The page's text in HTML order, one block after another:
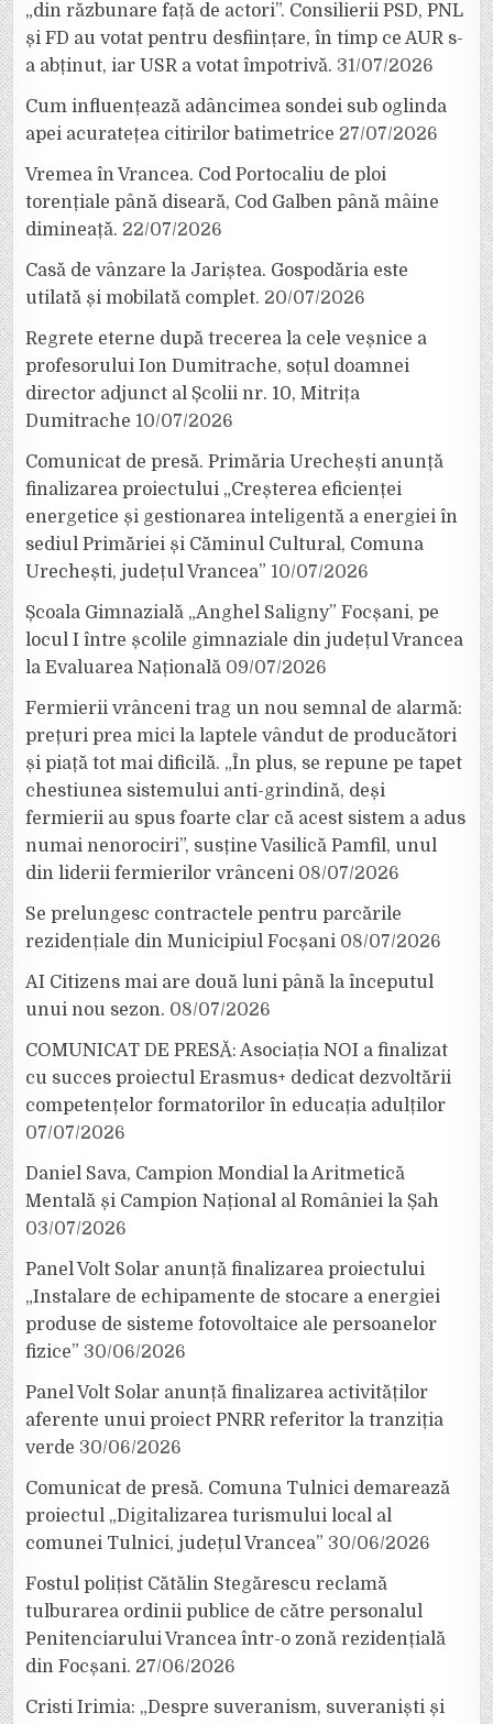
„din răzbunare față de actori”. Consilierii PSD, PNL
și FD au votat pentru desființare, în timp ce AUR s-
a abținut, iar USR a votat împotrivă. 31/07/2026
Cum influențează adâncimea sondei sub oglinda
apei acuratețea citirilor batimetrice 27/07/2026
Vremea în Vrancea. Cod Portocaliu de ploi
torențiale până diseară, Cod Galben până mâine
dimineață. 22/07/2026
Casă de vânzare la Jariștea. Gospodăria este
utilată și mobilată complet. 20/07/2026
Regrete eterne după trecerea la cele veșnice a
profesorului Ion Dumitrache, soțul doamnei
director adjunct al Școlii nr. 10, Mitrița
Dumitrache 10/07/2026
Comunicat de presă. Primăria Urechești anunță
finalizarea proiectului „Creșterea eficienței
energetice și gestionarea inteligentă a energiei în
sediul Primăriei și Căminul Cultural, Comuna
Urechești, județul Vrancea” 10/07/2026
Școala Gimnazială „Anghel Saligny” Focșani, pe
locul I între școlile gimnaziale din județul Vrancea
la Evaluarea Națională 09/07/2026
Fermierii vrânceni trag un nou semnal de alarmă:
prețuri prea mici la laptele vândut de producători
și piață tot mai dificilă. „În plus, se repune pe tapet
chestiunea sistemului anti-grindină, deși
fermierii au spus foarte clar că acest sistem a adus
numai nenorociri”, susține Vasilică Pamfil, unul
din liderii fermierilor vrânceni 08/07/2026
Se prelungesc contractele pentru parcările
rezidențiale din Municipiul Focșani 08/07/2026
AI Citizens mai are două luni până la începutul
unui nou sezon. 08/07/2026
COMUNICAT DE PRESĂ: Asociația NOI a finalizat
cu succes proiectul Erasmus+ dedicat dezvoltării
competențelor formatorilor în educația adulților
07/07/2026
Daniel Sava, Campion Mondial la Aritmetică
Mentală și Campion Național al României la Șah
03/07/2026
Panel Volt Solar anunță finalizarea proiectului
„Instalare de echipamente de stocare a energiei
produse de sisteme fotovoltaice ale persoanelor
fizice” 30/06/2026
Panel Volt Solar anunță finalizarea activităților
aferente unui proiect PNRR referitor la tranziția
verde 30/06/2026
Comunicat de presă. Comuna Tulnici demarează
proiectul „Digitalizarea turismului local al
comunei Tulnici, județul Vrancea” 30/06/2026
Fostul polițist Cătălin Stegărescu reclamă
tulburarea ordinii publice de către personalul
Penitenciarului Vrancea într-o zonă rezidențială
din Focșani. 27/06/2026
Cristi Irimia: „Despre suveranism, suveraniști și